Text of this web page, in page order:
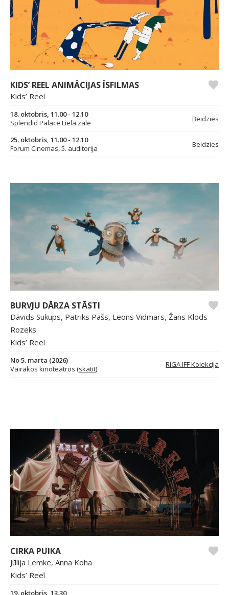
KIDS’ REEL ANIMĀCIJAS ĪSFILMAS
Kids’ Reel
18. oktobris, 11.00 - 12.10
Splendid Palace Lielā zāle
Beidzies
25. oktobris, 11.00 - 12.10
Forum Cinemas, 5. auditorija
Beidzies
BURVJU DĀRZA STĀSTI
Dāvids Sukups, Patriks Pašs, Leons Vidmars, Žans Klods
Rozeks
Kids’ Reel
No 5. marta (2026)
Vairākos kinoteātros (skatīt) RIGA IFF Kolekcija
CIRKA PUIKA
Jūlija Lemke, Anna Koha
Kids’ Reel
19. oktobris, 13.30